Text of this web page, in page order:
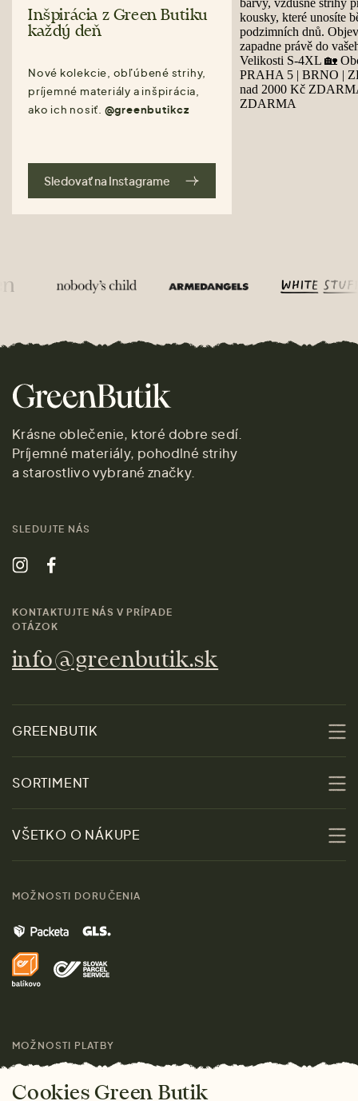
Inšpirácia z Green Butiku
každý deň
Nové kolekcie, obľúbené strihy,
príjemné materiály a inšpirácia,
ako ich nosiť. @greenbutikcz
Sledovať na Instagrame
Krásne oblečenie, ktoré dobre sedí.
Príjemné materiály, pohodlné strihy
a starostlivo vybrané značky.
SLEDUJTE NÁS
KONTAKTUJTE NÁS V PRÍPADE
OTÁZOK
info@greenbutik.sk
GREENBUTIK
Udržateľnosť
Kontakt
Značky
Pre médiá
SORTIMENT
Zľavy
Ženy
Muži
Darčeky
VŠETKO O NÁKUPE
Doprava a platba
MOŽNOSTI DORUČENIA
MOŽNOSTI PLATBY
Cookies Green Butik